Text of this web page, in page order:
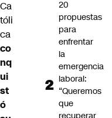
Ca
tóli
ca
co
nq
ui
st
ó
20
propuestas
para
enfrentar
la
emergencia
laboral:
“Queremos
que
recuperar